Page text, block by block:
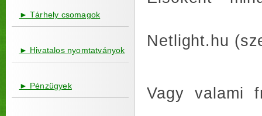
► Tárhely csomagok
► Hivatalos nyomtatványok
► Pénzügyek
Netlight.hu
Vagy valami